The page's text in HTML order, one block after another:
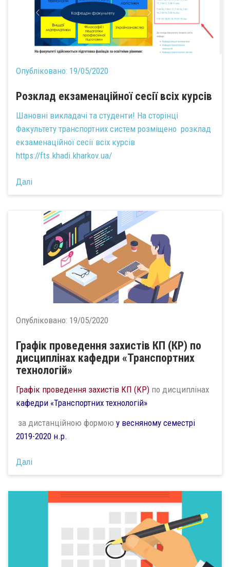
Опубліковано: 19/05/2020
Розклад екзаменаційної сесії всіх курсів
Шановні викладачі та студенти! На сторінці
Факультету транспортних систем розміщено розклад
екзаменаційної сесії всіх курсів
https://fts.khadi.kharkov.ua/
Далі
Опубліковано: 19/05/2020
Графік проведення захистів КП (КР) по
дисциплінах кафедри «Транспортних
технологій»
Графік проведення захистів КП (КР) по дисциплінах
кафедри «Транспортних технологій»
за дистанційною формою у весняному семестрі
2019-2020 н.р.
Далі